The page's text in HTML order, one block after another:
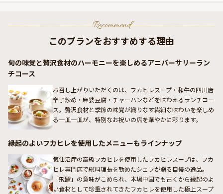
Recommend
このプランをおすすめする理由
旬の味覚と贅沢食材のハーモニーを楽しめるアニバーサリーラン
チコース
お召し上がりいただくのは、フカヒレスープ・和牛の四川唐
辛子炒め・麻婆豆腐・チャーハンなどを味わえるランチコー
ス。贅沢食材と季節の味覚が織りなす繊細な味わいを楽しめ
る一皿一皿が、特別なお祝いの席を華やかに彩ります。
縁起のよいフカヒレを使用したメニューもラインナップ
気仙沼産の高級フカヒレを使用したフカヒレスープは、フカ
ヒレ専門店で総料理長を勤めたシェフが贈る自慢の逸品。
「飛躍」の意味がこめられ、本場中国でも古くから縁起のよ
い食材として珍重されてきたフカヒレを使用した極上スープ